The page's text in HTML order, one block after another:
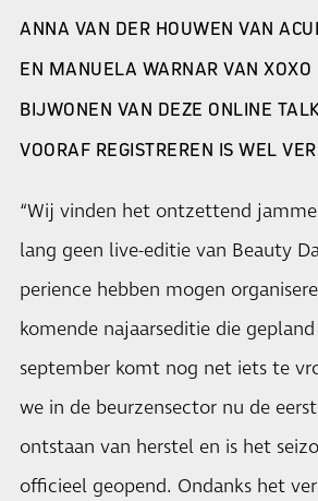
ANNA VAN DER HOUWEN VAN
EN MANUELA WARNAR VAN XOXO
BIJWONEN VAN DEZE ONLINE
VOORAF REGISTREREN IS WEL
“Wij vinden het ontzettend
lang geen live-editie van Beauty
perience hebben mogen
komende najaarseditie die
september komt nog net iets te
we in de beurzensector nu de
ontstaan van herstel en is het
officieel geopend. Ondanks het